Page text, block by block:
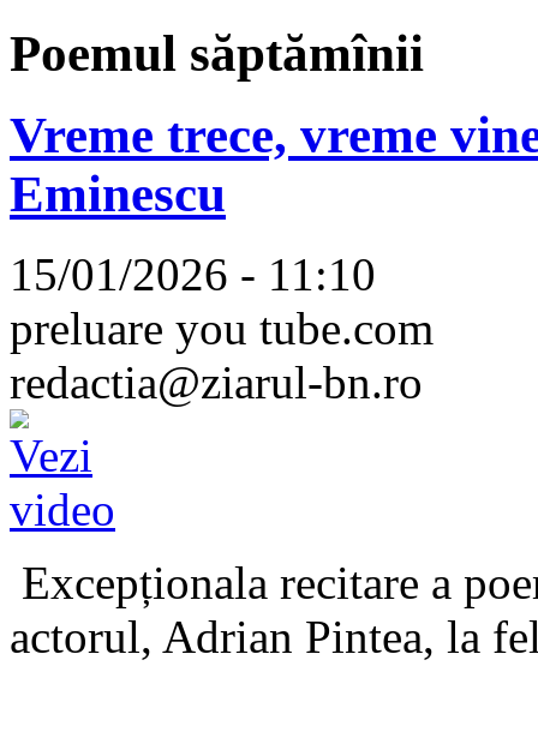
Poemul săptămînii
Vreme trece, vreme
Eminescu
15/01/2026 - 11:10
preluare you tube.com
redactia@ziarul-bn.ro
Excepționala recitare a
actorul, Adrian Pintea, la